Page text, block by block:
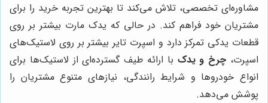
مشاوره‌ای تخصصی، تلاش می‌کند تا بهترین تجربه خرید را برای
مشتریان خود فراهم کند. در حالی که یدک مارت بیشتر بر روی
قطعات یدکی تمرکز دارد و اسپرت تایر بیشتر بر روی لاستیک‌های
اسپرت، چرخ و یدک با ارائه طیف گسترده‌ای از لاستیک‌ها برای
انواع خودروها و شرایط رانندگی، نیازهای متنوع مشتریان را
پوشش می‌دهد.